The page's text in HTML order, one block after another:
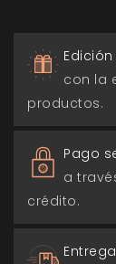
Edición
con la
productos.
Pago
a
crédito.